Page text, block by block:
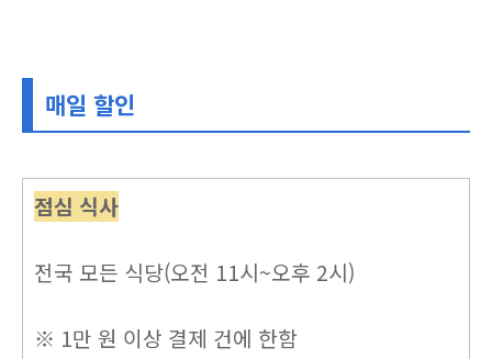
매일 할인
점심 식사
전국 모든 식당(오전 11시~오후 2시)
※ 1만 원 이상 결제 건에 한함